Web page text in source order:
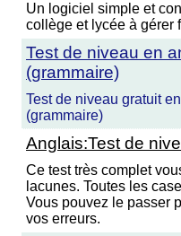
Un logiciel simple et
collège et lycée à gérer
Test de niveau en
(grammaire)
Test de niveau gratuit
(grammaire)
Anglais:Test de
Ce test très complet
lacunes. Toutes les
Vous pouvez le passer
vos erreurs.